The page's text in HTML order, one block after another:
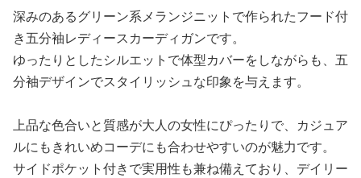
深みのあるグリーン系メランジニットで作られたフード付
き五分袖レディースカーディガンです。
ゆったりとしたシルエットで体型カバーをしながらも、五
分袖デザインでスタイリッシュな印象を与えます。
上品な色合いと質感が大人の女性にぴったりで、カジュア
ルにもきれいめコーデにも合わせやすいのが魅力です。
サイドポケット付きで実用性も兼ね備えており、デイリー